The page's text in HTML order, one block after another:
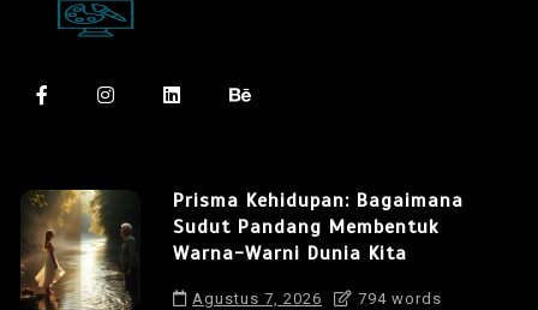
Prisma Kehidupan: Bagaimana
Sudut Pandang Membentuk
Warna-Warni Dunia Kita
Agustus 7, 2026 794 words